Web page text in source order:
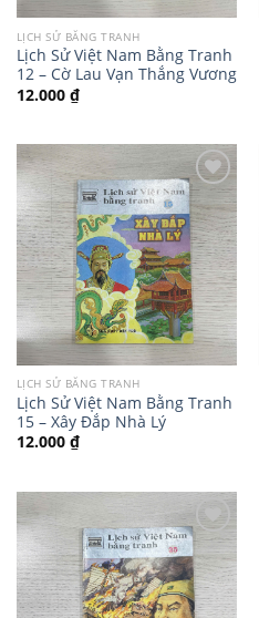
LỊCH SỬ BẰNG TRANH
Lịch Sử Việt Nam Bằng Tranh
12 – Cờ Lau Vạn Thắng Vương
12.000 ₫
LỊCH SỬ BẰNG TRANH
Lịch Sử Việt Nam Bằng Tranh
15 – Xây Đắp Nhà Lý
12.000 ₫